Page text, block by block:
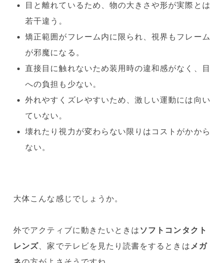
目と離れているため、物の大きさや形が実際とは
若干違う。
矯正範囲がフレーム内に限られ、視界もフレーム
が邪魔になる。
直接目に触れないため装用時の違和感がなく、目
への負担も少ない。
外れやすくズレやすいため、激しい運動には向い
ていない。
壊れたり視力が変わらない限りはコストがかから
ない。
大体こんな感じでしょうか。
外でアクティブに動きたいときは ソフトコンタクト
レンズ 、家でテレビを見たり読書をするときは メガ